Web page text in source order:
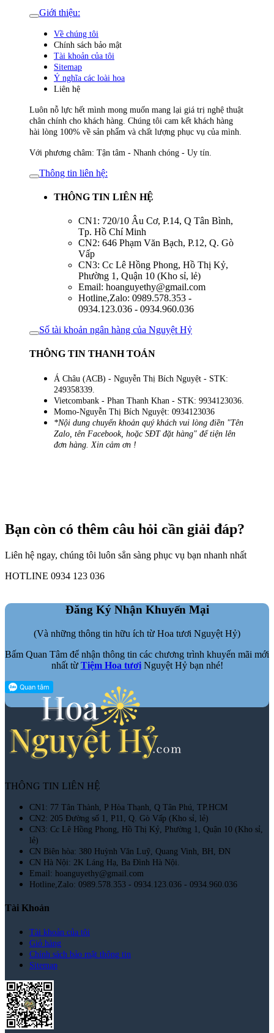
Giới thiệu:
Về chúng tôi
Chính sách bảo mật
Tài khoản của tôi
Sitemap
Ý nghĩa các loài hoa
Liên hệ
Luôn nỗ lực hết mình mong muốn mang lại giá trị nghệ thuật
chân chính cho khách hàng. Chúng tôi cam kết khách hàng
hài lòng 100% về sản phẩm và chất lượng phục vụ của mình.
Với phương châm: Tận tâm - Nhanh chóng - Uy tín.
Thông tin liên hệ:
THÔNG TIN LIÊN HỆ
CN1: 720/10 Âu Cơ, P.14, Q Tân Bình,
Tp. Hồ Chí Minh
CN2: 646 Phạm Văn Bạch, P.12, Q. Gò
Vấp
CN3: Cc Lê Hồng Phong, Hồ Thị Kỷ,
Phường 1, Quận 10 (Kho sỉ, lẻ)
Email: hoanguyethy@gmail.com
Hotline,Zalo: 0989.578.353 -
0934.123.036 - 0934.960.036
Số tài khoản ngân hàng của Nguyệt Hỷ
THÔNG TIN THANH TOÁN
Á Châu (ACB) - Nguyễn Thị Bích Nguyệt - STK:
249358339.
Vietcombank - Phan Thanh Khan - STK: 9934123036.
Momo-Nguyễn Thị Bích Nguyệt: 0934123036
*Nội dung chuyển khoản quý khách vui lòng điền "Tên
Zalo, tên Facebook, hoặc SĐT đặt hàng" để tiện lên
đơn hàng. Xin cảm ơn !
Bạn còn có thêm câu hỏi cần giải đáp?
Liên hệ ngay, chúng tôi luôn sẳn sàng phục vụ bạn nhanh nhất
HOTLINE 0934 123 036
Đăng Ký Nhận Khuyến Mại
(Và những thông tin hữu ích từ Hoa tươi Nguyệt Hỷ)
Bấm Quan Tâm để nhận thông tin các chương trình khuyến mãi mới
nhất từ Tiệm Hoa tươiNguyệt Hỷ bạn nhé!
THÔNG TIN LIÊN HỆ
CN1: 77 Tân Thành, P Hòa Thạnh, Q Tân Phú, TP.HCM
CN2: 205 Đường số 1, P11, Q. Gò Vấp (Kho sỉ, lẻ)
CN3: Cc Lê Hồng Phong, Hồ Thị Kỷ, Phường 1, Quận 10 (Kho sỉ,
lẻ)
CN Biên hòa: 380 Huỳnh Văn Luỹ, Quang Vinh, BH, ĐN
CN Hà Nội: 2K Láng Hạ, Ba Đình Hà Nội.
Email: hoanguyethy@gmail.com
Hotline,Zalo: 0989.578.353 - 0934.123.036 - 0934.960.036
Tài Khoản
Tài khoản của tôi
Giỏ hàng
Chính sách bảo mật thông tin
Sitemap